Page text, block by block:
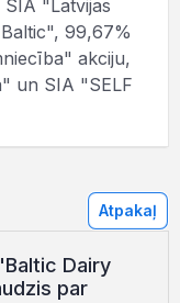
"Latvijas
99,67%
akciju,
un SIA "SELF
Atpakaļ
Dairy
par